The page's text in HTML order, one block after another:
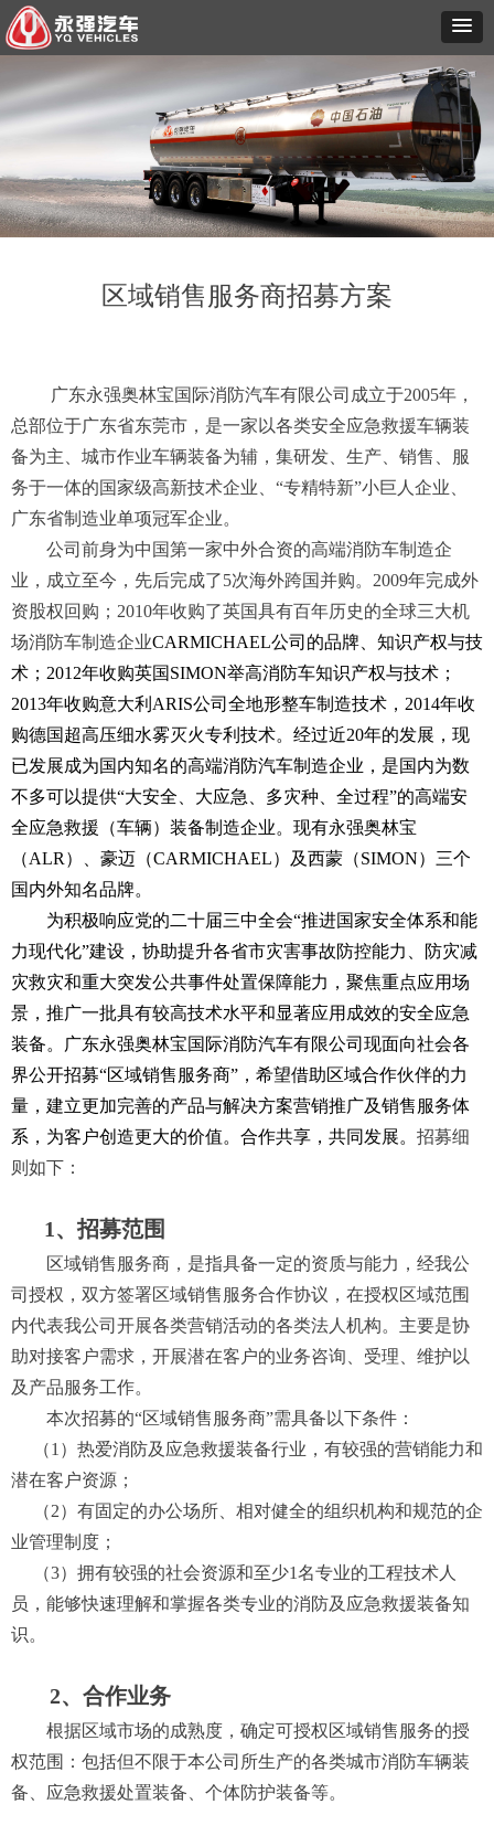
区域销售服务商招募方案
广东永强奥林宝国际消防汽车有限公司成立于2005年，
总部位于广东省东莞市，是一家以各类安全应急救援车辆装
备为主、城市作业车辆装备为辅，集研发、生产、销售、服
务于一体的国家级高新技术企业、“专精特新”小巨人企业、
广东省制造业单项冠军企业。
公司前身为中国第一家中外合资的高端消防车制造企
业，成立至今，先后完成了5次海外跨国并购。2009年完成外
资股权回购； 2010年收购了英国具有百年历史的全球三大机
场消防车制造企业CARMICHAEL公司的品牌、知识产权与技
术； 2012年收购英国SIMON举高消防车知识产权与技术；
2013年收购意大利 ARIS公司全地形整车制造技术， 2014年收
购德国超高压细水雾灭火专利技术。经过近20年的发展，现
已发展成为国内知名的高端消防汽车制造企业，是国内为数
不多可以提供“大安全、大应急、多灾种、全过程”的高端安
全应急救援（车辆）装备制造企业。现有永强奥林宝
（ALR ）、豪迈（CARMICHAEL）及西蒙（SIMON）三个
国内外知名品牌。
为积极响应党的二十届三中全会“推进国家安全体系和能
力现代化”建设，协助提升各省市灾害事故防控能力、防灾减
灾救灾和重大突发公共事件处置保障能力，聚焦重点应用场
景，推广一批具有较高技术水平和显著应用成效的安全应急
装备。广东永强奥林宝国际消防汽车有限公司现面向社会各
界公开招募“区域销售 服务商” ，希望借助区域合作伙伴的力
量，建立更加完善的产品与解决方案营销推广及销售服务体
系 ， 为客户创造更大的价值。合作共享，共同发展。 招募细
则如下：
1、招募范围
区域销售服务商，是指具备一定的资质与能力，经我公
司授权，双方签署区域销售服务合作协议，在授权区域范围
内代表我公司 开展各类营销活动的各类法人机构。主要是协
助对接客户需求，开展潜在客户的业务咨询、受理、维护 以
及产品服务工作。
本次招募的“区域销售服务商”需具备以下条件：
（1） 热爱消防及应急救援装备行业，有较强的营销能力和
潜在客户资源；
（2） 有固定的办公场所、相对健全的组织机构和规范的企
业管理制度；
（3）拥有较强的社会资源和至少1名专业的工程技术人
员 ， 能够快速理解和掌握各类专业的消防及应急救援装备知
识。
2、合作业务
根据区域市场的成熟度，确定可授权区域销售服务的授
权范围 ： 包括但不限于本公司 所生产的各类城市消防车辆装
备、应急救援处置装备、个体防护装备等。